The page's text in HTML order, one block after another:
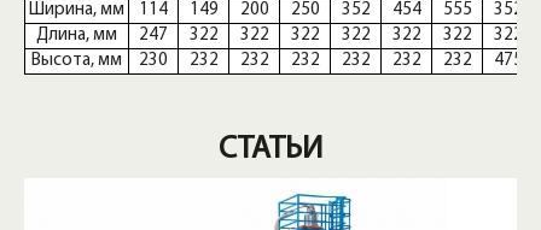
Ширина, мм
Длина, мм
Высота, мм
114
149 200 250 352 454 555
352
247
322 322 322 322 322 322
322
230
232 232 232 232 232 232 475
СТАТЬИ